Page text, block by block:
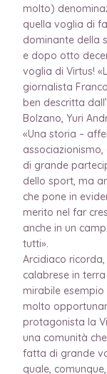
molto)
quella voglia di
dominante della
e dopo otto
voglia di Virtus!
giornalista
ben descritta
Bolzano, Yuri
«Una storia –
di grande
dello sport, ma
che pone in
merito nel far
anche in un
tutti».
Arcidiaco
calabrese in
mirabile
molto
protagonista la
una comunità
fatta di grande
quale,